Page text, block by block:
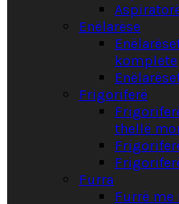
Enëlarëse
komplete
Frigoriferë
thellë
Furra
Furrë